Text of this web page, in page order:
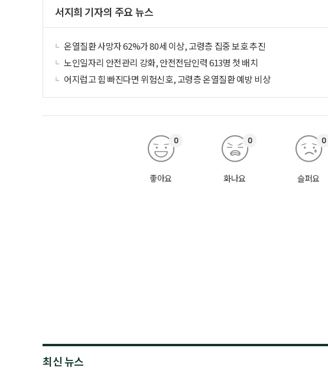
서지희 기자의 주요 뉴스
온열질환 사망자 62%가 80세 이상, 고령층 집중 보호 추진
노인일자리 안전관리 강화, 안전전담인력 613명 첫 배치
어지럽고 힘 빠진다면 위험신호, 고령층 온열질환 예방 비상
좋아요
0
화나요
0
슬퍼요
0
최신 뉴스